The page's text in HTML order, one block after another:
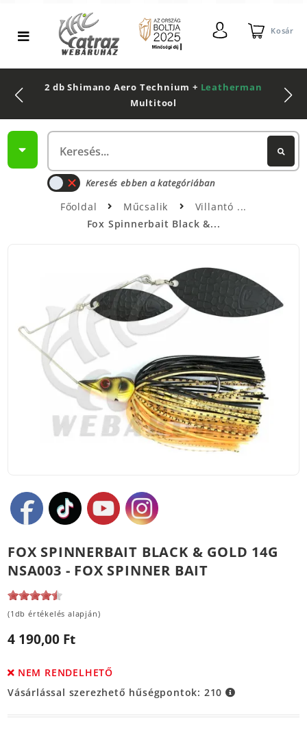
Kosár
2 db Shimano Aero Technium + Leatherman
Multitool
Keresés ebben a kategóriában
Főoldal Műcsalik
Villantó
Fox Spinnerbait Black &...
FOX SPINNERBAIT BLACK & GOLD 14G
NSA003 - FOX SPINNER BAIT
(1db értékelés alapján)
4 190,00 Ft
NEM RENDELHETŐ
Vásárlással szerezhető hűségpontok: 210